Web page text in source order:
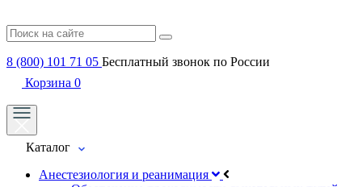
8 (800) 101 71 05 Бесплатный звонок по России
Корзина 0
Каталог
Анестезиология и реанимация